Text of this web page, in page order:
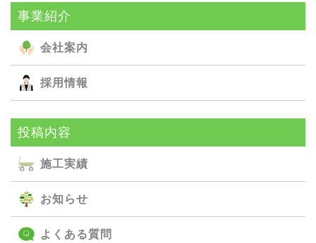
事業紹介
会社案内
採用情報
投稿内容
施⼯実績
お知らせ
よくある質問